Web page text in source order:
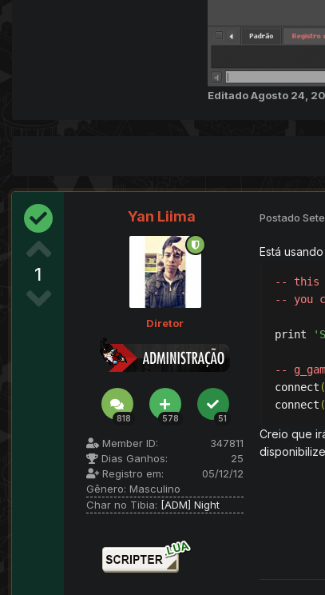
EditadoAgosto 24,
1
Yan Liima
Diretor
818 578 51
Member ID:
347811
Dias Ganhos:
25
Registro em:
05/12/12
Gênero: Masculino
Char no Tibia: [ADM] Night
Postado
Está
-- this
-- you
print
--
connect (
connect (
Creio que